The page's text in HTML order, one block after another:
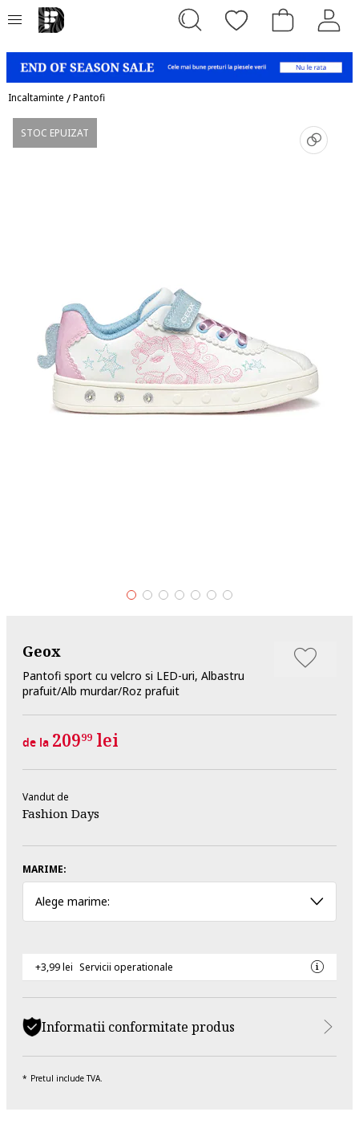
Incaltaminte /Pantofi
STOC EPUIZAT
Geox
Pantofi sport cu velcro si LED-uri, Albastru
prafuit/Alb murdar/Roz prafuit
de la 20999 lei
Vandut de
Fashion Days
MARIME:
Alege marime:
+3,99 lei Servicii operationale
Informatii conformitate produs
Pretul include TVA.